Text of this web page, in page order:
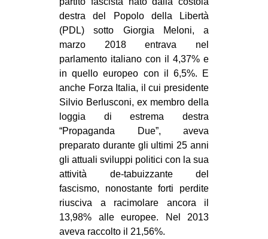
destra del Popolo della Libertà
(PDL) sotto Giorgia Meloni, a
marzo 2018 entrava nel
parlamento italiano con il 4,37% e
in quello europeo con il 6,5%. E
anche Forza Italia, il cui presidente
Silvio Berlusconi, ex membro della
loggia di estrema destra
“Propaganda Due”, aveva
preparato durante gli ultimi 25 anni
gli attuali sviluppi politici con la sua
attività de-tabuizzante del
fascismo, nonostante forti perdite
riusciva a racimolare ancora il
13,98% alle europee. Nel 2013
aveva raccolto il 21,56%.